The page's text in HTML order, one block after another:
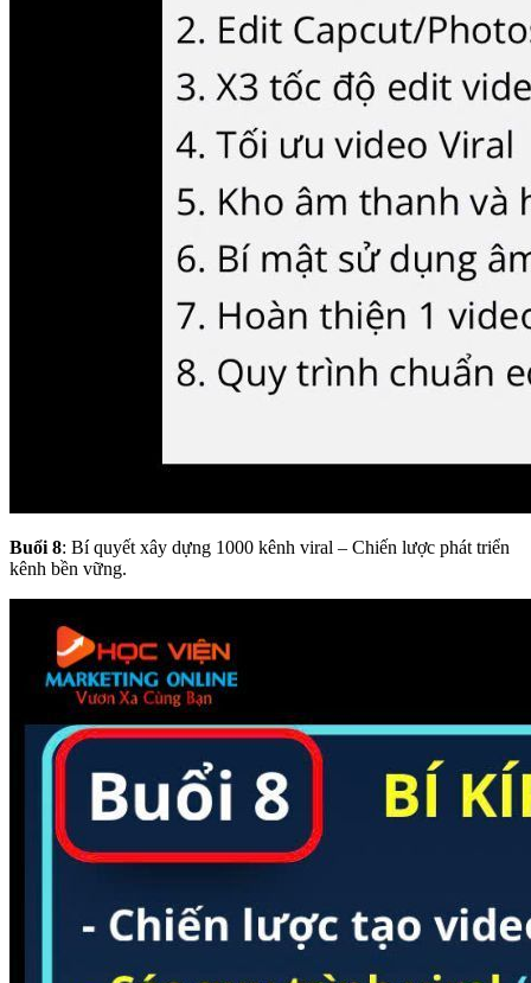
Buổi 8: Bí quyết xây dựng 1000 kênh viral – Chiến lược phát triển
kênh bền vững.